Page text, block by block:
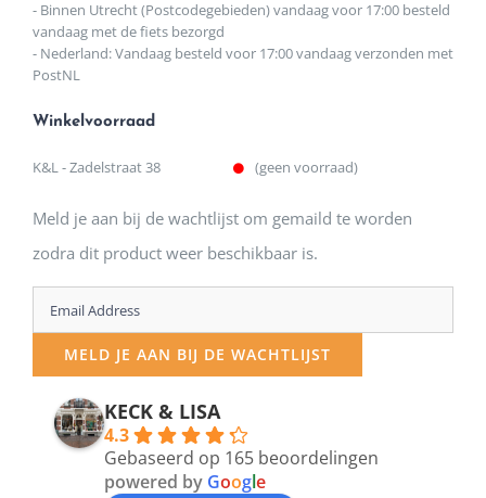
- Binnen Utrecht (Postcodegebieden) vandaag voor 17:00 besteld
vandaag met de fiets bezorgd
- Nederland: Vandaag besteld voor 17:00 vandaag verzonden met
PostNL
Winkelvoorraad
K&L - Zadelstraat 38 (geen voorraad)
Meld je aan bij de wachtlijst om gemaild te worden
zodra dit product weer beschikbaar is.
Enter
your
email
address
MELD JE AAN BIJ DE WACHTLIJST
KECK & LISA
4.3
Gebaseerd op 165 beoordelingen
powered by Google